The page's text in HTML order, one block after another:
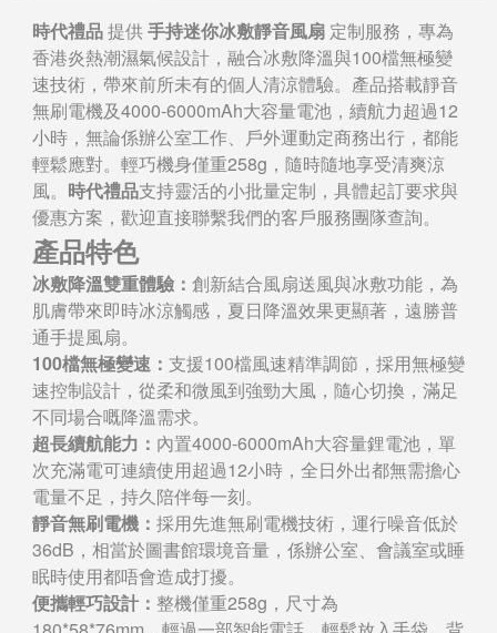
時代禮品提供手持迷你冰敷靜音風扇定制服務，專為
香港炎熱潮濕氣候設計，融合冰敷降溫與100檔無極變
速技術，帶來前所未有的個人清涼體驗。產品搭載靜音
無刷電機及4000-6000mAh大容量電池，續航力超過12
小時，無論係辦公室工作、戶外運動定商務出行，都能
輕鬆應對。輕巧機身僅重258g，隨時隨地享受清爽涼
風。 時代禮品支持靈活的小批量定制，具體起訂要求與
優惠方案，歡迎直接聯繫我們的客戶服務團隊查詢。
產品特色
冰敷降溫雙重體驗： 創新結合風扇送風與冰敷功能，為
肌膚帶來即時冰涼觸感，夏日降溫效果更顯著，遠勝普
通手提風扇。
100檔無極變速： 支援100檔風速精準調節，採用無極變
速控制設計，從柔和微風到強勁大風，隨心切換，滿足
不同場合嘅降溫需求。
超長續航能力： 內置4000-6000mAh大容量鋰電池，單
次充滿電可連續使用超過12小時，全日外出都無需擔心
電量不足，持久陪伴每一刻。
靜音無刷電機： 採用先進無刷電機技術，運行噪音低於
36dB，相當於圖書館環境音量，係辦公室、會議室或睡
眠時使用都唔會造成打擾。
便攜輕巧設計： 整機僅重258g，尺寸為